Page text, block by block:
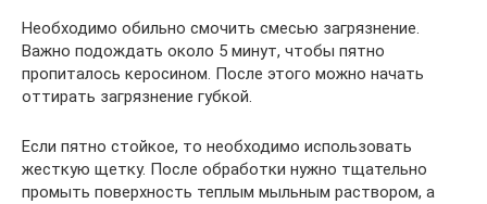
Необходимо обильно смочить смесью загрязнение.
Важно подождать около 5 минут, чтобы пятно
пропиталось керосином. После этого можно начать
оттирать загрязнение губкой.
Если пятно стойкое, то необходимо использовать
жесткую щетку. После обработки нужно тщательно
промыть поверхность теплым мыльным раствором, а